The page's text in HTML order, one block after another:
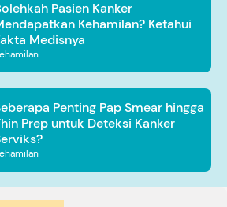
Pasien Kanker
Kehamilan? Ketahui
Medisnya
Penting Pap Smear hingga
Prep untuk Deteksi Kanker